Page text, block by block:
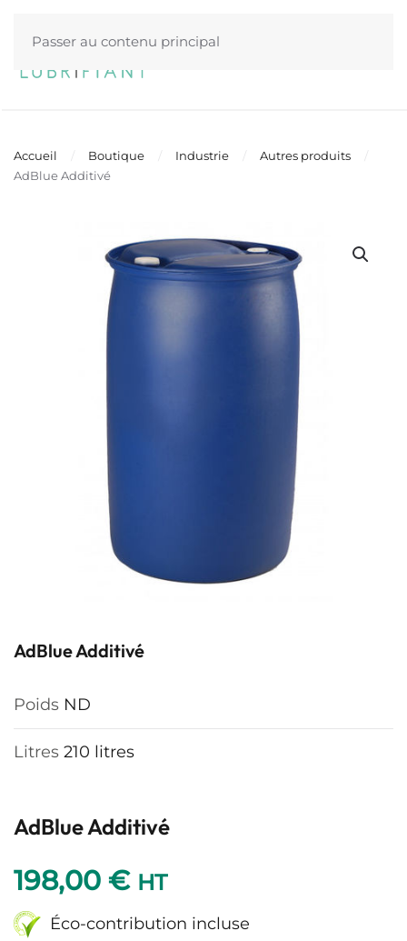
Passer au contenu principal
Accueil Boutique Industrie
Autres produits
AdBlue Additivé
AdBlue Additivé
Poids ND
Litres 210 litres
AdBlue Additivé
198,00 € HT
Éco-contribution incluse